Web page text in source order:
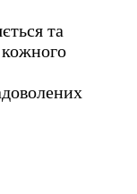
та
кожного